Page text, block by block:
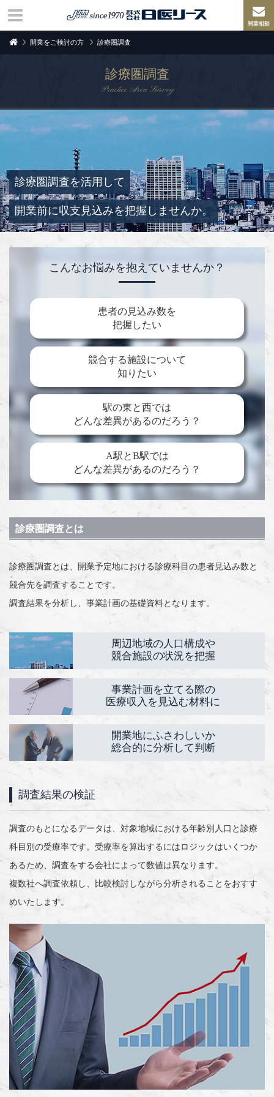
開業をご検討の方 診療圏調査
診療圏調査
Practice Area Survey
診療圏調査を活用して
開業前に収支見込みを把握しませんか。
こんなお悩みを抱えていませんか？
患者の見込み数を
把握したい
競合する施設について
知りたい
駅の東と西では
どんな差異があるのだろう？
A駅とB駅では
どんな差異があるのだろう？
診療圏調査とは
診療圏調査とは、開業予定地における診療科目の患者見込み数と
競合先を調査することです。
調査結果を分析し、事業計画の基礎資料となります。
周辺地域の人口構成や
競合施設の状況を把握
事業計画を立てる際の
医療収入を見込む材料に
開業地にふさわしいか
総合的に分析して判断
調査結果の検証
調査のもとになるデータは、対象地域における年齢別人口と診療
科目別の受療率です。受療率を算出するにはロジックはいくつか
あるため、調査をする会社によって数値は異なります。
複数社へ調査依頼し、比較検討しながら分析されることをおすす
めいたします。